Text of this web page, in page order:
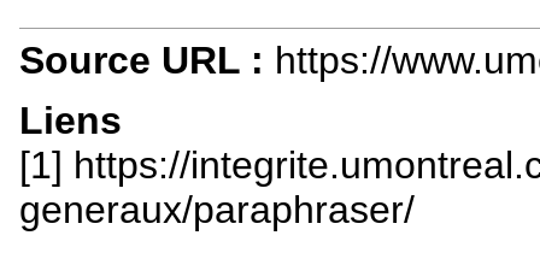
Source URL : https://
Liens
[1] https://
generaux/paraphraser/